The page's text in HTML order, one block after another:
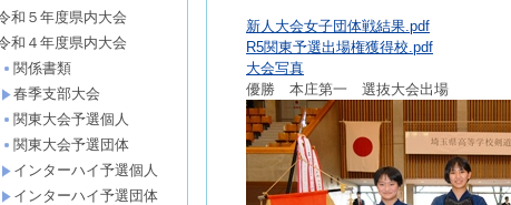
和５年度県内大会
和４年度県内大会
関係書類
春季支部大会
関東大会予選個人
関東大会予選団体
インターハイ予選個人
インターハイ予選団体
新人大会女子団体戦結果.pdf
R5関東予選出場権獲得校.pdf
大会写真
優勝 本庄第一 選抜大会出場